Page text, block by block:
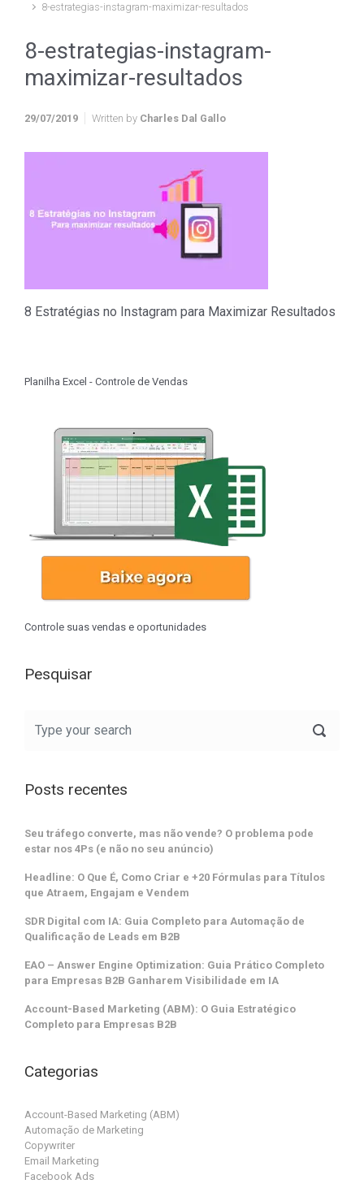
8-estrategias-instagram-maximizar-resultados
8-estrategias-instagram-
maximizar-resultados
29/07/2019 Written by Charles Dal Gallo
8 Estratégias no Instagram para Maximizar Resultados
Planilha Excel - Controle de Vendas
Controle suas vendas e oportunidades
Pesquisar
Posts recentes
Seu tráfego converte, mas não vende? O problema pode
estar nos 4Ps (e não no seu anúncio)
Headline: O Que É, Como Criar e +20 Fórmulas para Títulos
que Atraem, Engajam e Vendem
SDR Digital com IA: Guia Completo para Automação de
Qualificação de Leads em B2B
EAO – Answer Engine Optimization: Guia Prático Completo
para Empresas B2B Ganharem Visibilidade em IA
Account-Based Marketing (ABM): O Guia Estratégico
Completo para Empresas B2B
Categorias
Account-Based Marketing (ABM)
Automação de Marketing
Copywriter
Email Marketing
Facebook Ads